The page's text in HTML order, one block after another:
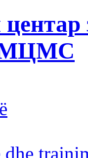
МЦМС